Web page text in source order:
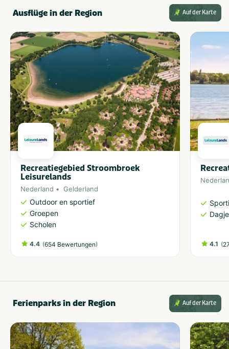
Ausflüge in der Region Auf der Karte
Recreatiegebied Stroombroek
Leisurelands
Nederland Gelderland
Outdoor en sportief
Groepen
Scholen
4.4 (654 Bewertungen) 4.1 (
Ferienparks in der Region Auf der Karte